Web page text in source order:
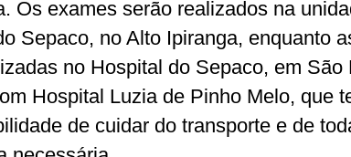
Os exames serão realizados na
Sepaco, no Alto Ipiranga, enquanto
no Hospital do Sepaco, em São
Hospital Luzia de Pinho Melo, que
de cuidar do transporte e de